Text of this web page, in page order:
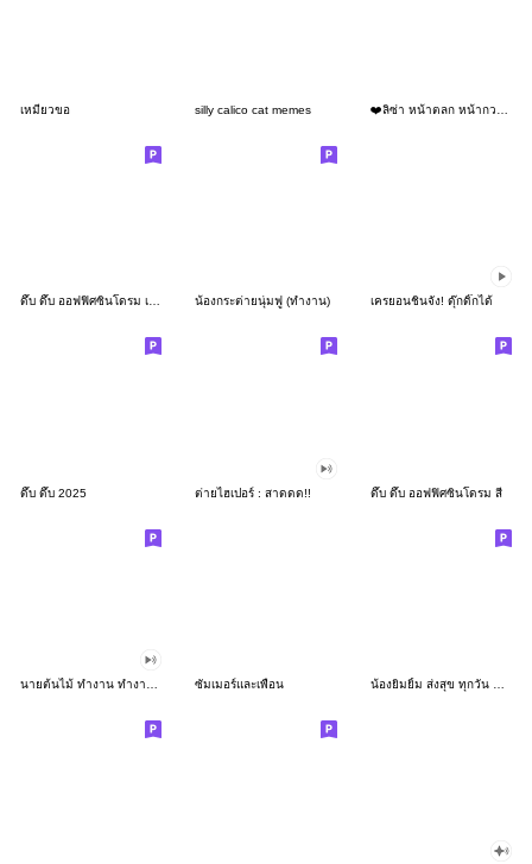
เหมียวขอ silly calico cat memes
ดึ๊บ ดึ๊บ ออฟฟิศซินโดรม เก้า น้องกระต่ายนุ่มฟู (ทำงาน) เครยอนชินจัง! ดุ๊กดิ๊กได้
ดึ๊บ ดึ๊บ 2025 ต่ายไฮเปอร์ : สาดดด!! ดึ๊บ ดึ๊บ ออฟฟิศซินโดรม สี่
ซัมเมอร์และเพื่อน